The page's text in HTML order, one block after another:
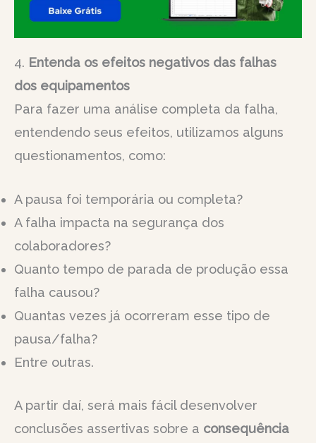
4. Entenda os efeitos negativos das falhas
dos equipamentos
Para fazer uma análise completa da falha,
entendendo seus efeitos, utilizamos alguns
questionamentos, como:
A pausa foi temporária ou completa?
A falha impacta na segurança dos
colaboradores?
Quanto tempo de parada de produção essa
falha causou?
Quantas vezes já ocorreram esse tipo de
pausa/falha?
Entre outras.
A partir daí, será mais fácil desenvolver
conclusões assertivas sobre a consequência